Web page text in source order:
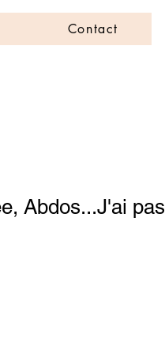
Contact
Abdos...J'ai pas